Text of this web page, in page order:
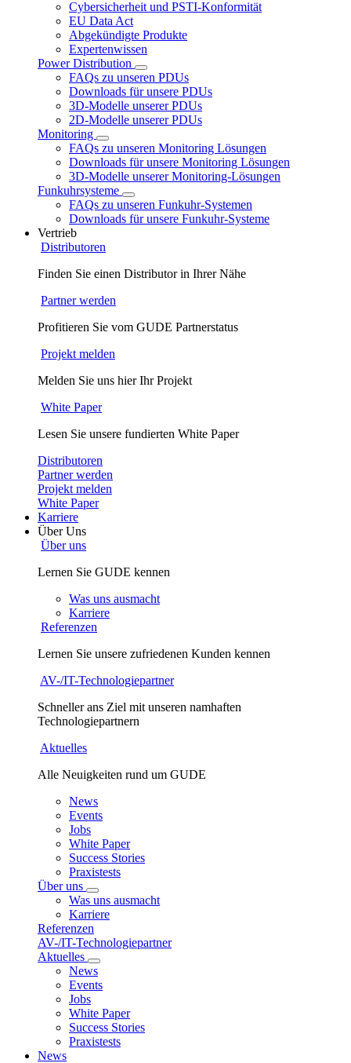
Cybersicherheit und PSTI-Konformität
EU Data Act
Abgekündigte Produkte
Expertenwissen
Power Distribution
FAQs zu unseren PDUs
Downloads für unsere PDUs
3D-Modelle unserer PDUs
2D-Modelle unserer PDUs
Monitoring
FAQs zu unseren Monitoring Lösungen
Downloads für unsere Monitoring Lösungen
3D-Modelle unserer Monitoring-Lösungen
Funkuhrsysteme
FAQs zu unseren Funkuhr-Systemen
Downloads für unsere Funkuhr-Systeme
Vertrieb
Distributoren
Finden Sie einen Distributor in Ihrer Nähe
Partner werden
Profitieren Sie vom GUDE Partnerstatus
Projekt melden
Melden Sie uns hier Ihr Projekt
White Paper
Lesen Sie unsere fundierten White Paper
Distributoren
Partner werden
Projekt melden
White Paper
Karriere
Über Uns
Über uns
Lernen Sie GUDE kennen
Was uns ausmacht
Karriere
Referenzen
Lernen Sie unsere zufriedenen Kunden kennen
AV-/IT-Technologiepartner
Schneller ans Ziel mit unseren namhaften
Technologiepartnern
Aktuelles
Alle Neuigkeiten rund um GUDE
News
Events
Jobs
White Paper
Success Stories
Praxistests
Über uns
Was uns ausmacht
Karriere
Referenzen
AV-/IT-Technologiepartner
Aktuelles
News
Events
Jobs
White Paper
Success Stories
Praxistests
News